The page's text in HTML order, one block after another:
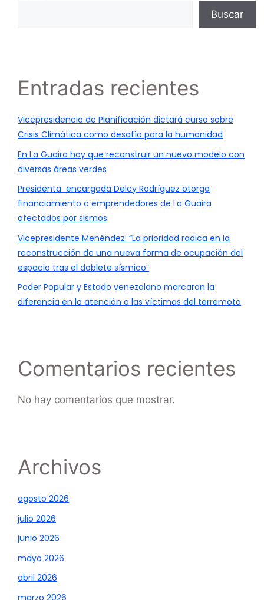
Buscar
Entradas recientes
Vicepresidencia de Planificación dictará curso sobre
Crisis Climática como desafío para la humanidad
En La Guaira hay que reconstruir un nuevo modelo con
diversas áreas verdes
Presidenta encargada Delcy Rodríguez otorga
financiamiento a emprendedores de La Guaira
afectados por sismos
Vicepresidente Menéndez: “La prioridad radica en la
reconstrucción de una nueva forma de ocupación del
espacio tras el doblete sísmico”
Poder Popular y Estado venezolano marcaron la
diferencia en la atención a las víctimas del terremoto
Comentarios recientes
No hay comentarios que mostrar.
Archivos
agosto 2026
julio 2026
junio 2026
mayo 2026
abril 2026
marzo 2026